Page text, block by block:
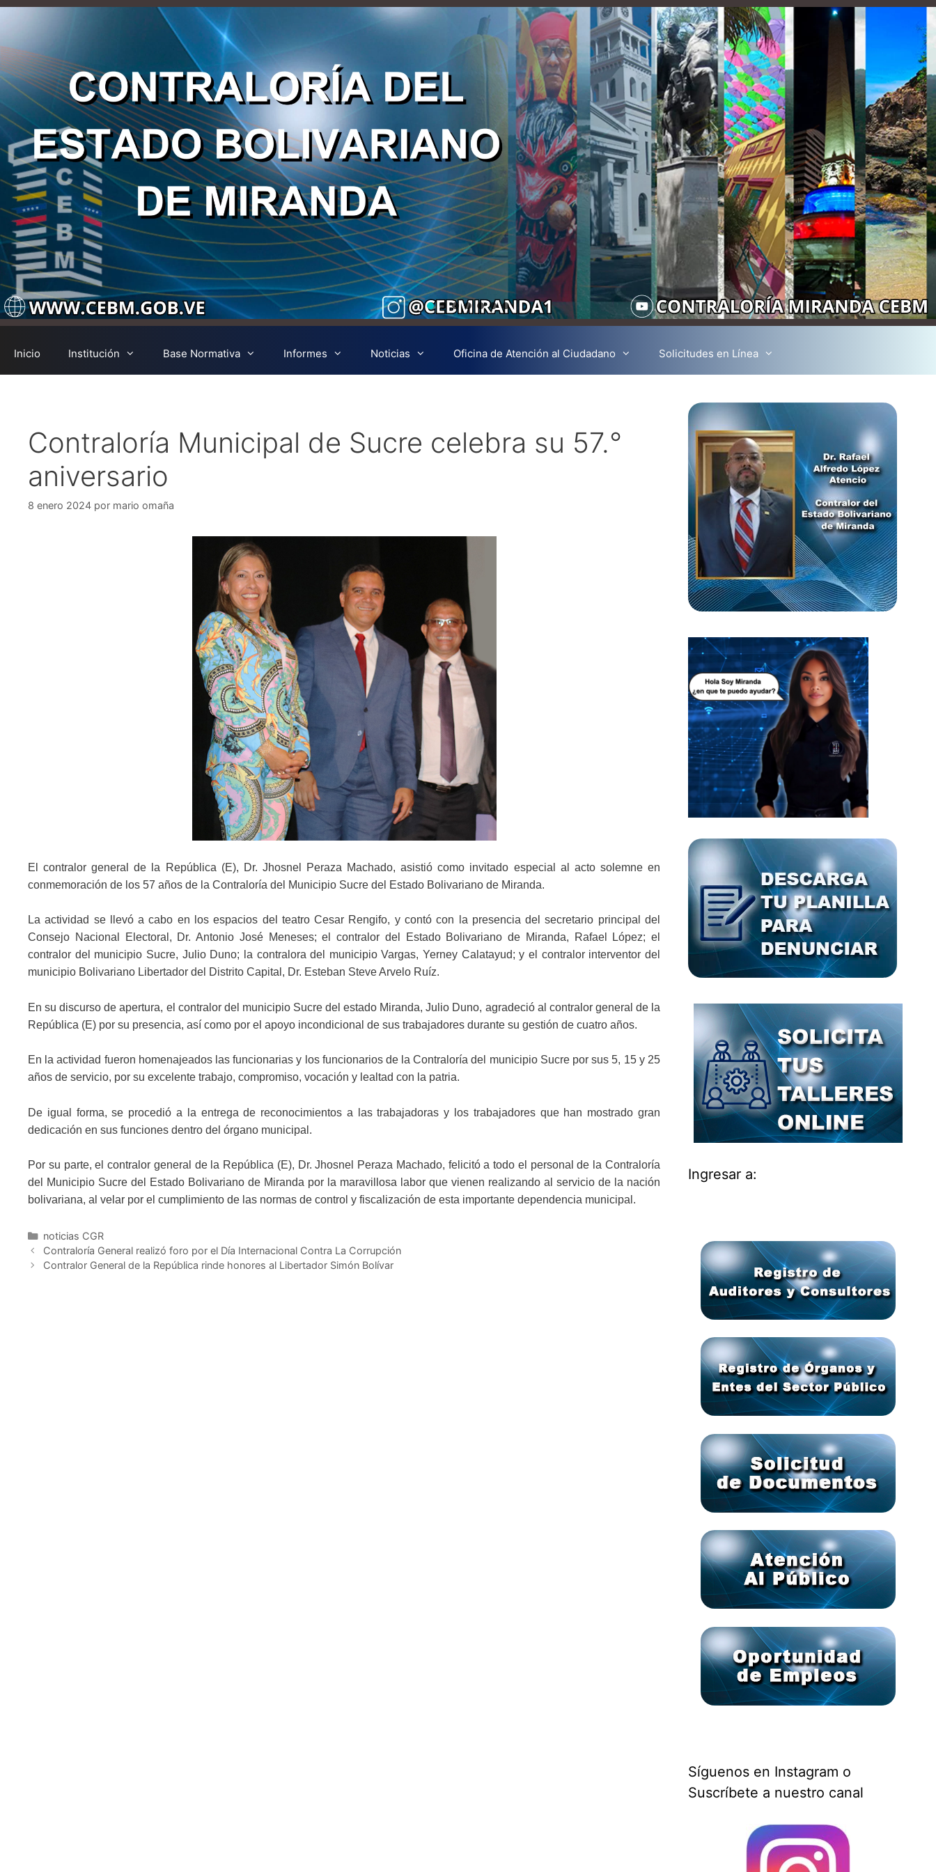
Inicio Institución Base Normativa Informes Noticias Oficina de Atención al Ciudadano Solicitudes en Línea
Contraloría Municipal de Sucre celebra su 57.°
aniversario
8 enero 2024 por mario omaña
El contralor general de la República (E), Dr. Jhosnel Peraza Machado, asistió como invitado especial al acto solemne en
conmemoración de los 57 años de la Contraloría del Municipio Sucre del Estado Bolivariano de Miranda.
La actividad se llevó a cabo en los espacios del teatro Cesar Rengifo, y contó con la presencia del secretario principal del
Consejo Nacional Electoral, Dr. Antonio José Meneses; el contralor del Estado Bolivariano de Miranda, Rafael López; el
contralor del municipio Sucre, Julio Duno; la contralora del municipio Vargas, Yerney Calatayud; y el contralor interventor del
municipio Bolivariano Libertador del Distrito Capital, Dr. Esteban Steve Arvelo Ruíz.
En su discurso de apertura, el contralor del municipio Sucre del estado Miranda, Julio Duno, agradeció al contralor general de la
República (E) por su presencia, así como por el apoyo incondicional de sus trabajadores durante su gestión de cuatro años.
En la actividad fueron homenajeados las funcionarias y los funcionarios de la Contraloría del municipio Sucre por sus 5, 15 y 25
años de servicio, por su excelente trabajo, compromiso, vocación y lealtad con la patria.
De igual forma, se procedió a la entrega de reconocimientos a las trabajadoras y los trabajadores que han mostrado gran
dedicación en sus funciones dentro del órgano municipal.
Por su parte, el contralor general de la República (E), Dr. Jhosnel Peraza Machado, felicitó a todo el personal de la Contraloría
del Municipio Sucre del Estado Bolivariano de Miranda por la maravillosa labor que vienen realizando al servicio de la nación
bolivariana, al velar por el cumplimiento de las normas de control y fiscalización de esta importante dependencia municipal.
noticias CGR
Contraloría General realizó foro por el Día Internacional Contra La Corrupción
Contralor General de la República rinde honores al Libertador Simón Bolívar
Ingresar a:
Síguenos en Instagram o
Suscríbete a nuestro canal